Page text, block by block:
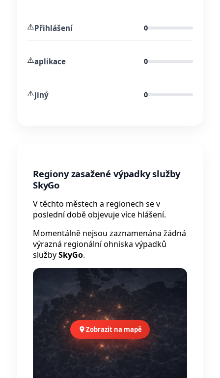
⚠️Přihlášení 0
⚠️aplikace 0
⚠️jiný 0
Regiony zasažené výpadky služby
SkyGo
V těchto městech a regionech se v
poslední době objevuje více hlášení.
Momentálně nejsou zaznamenána žádná
výrazná regionální ohniska výpadků
službySkyGo.
Zobrazit na mapě